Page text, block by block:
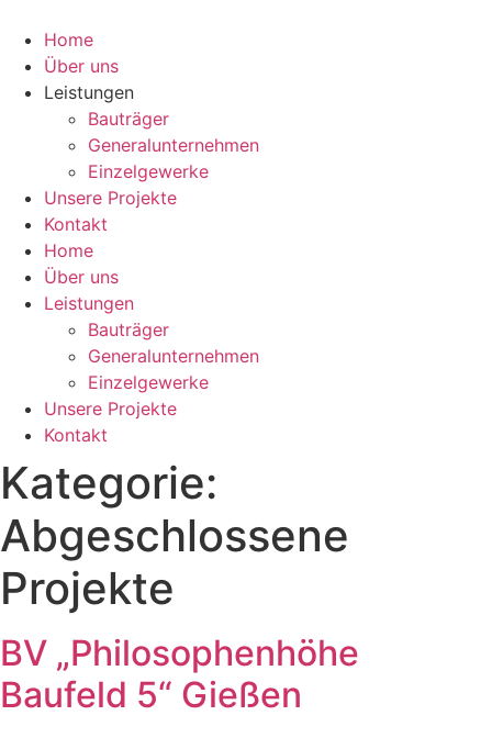
Inhalt
springen
Home
Über uns
Leistungen
Bauträger
Generalunternehmen
Einzelgewerke
Unsere Projekte
Kontakt
Home
Über uns
Leistungen
Bauträger
Generalunternehmen
Einzelgewerke
Unsere Projekte
Kontakt
Kategorie:
Abgeschlossene
Projekte
BV „Philosophenhöhe
Baufeld 5“ Gießen